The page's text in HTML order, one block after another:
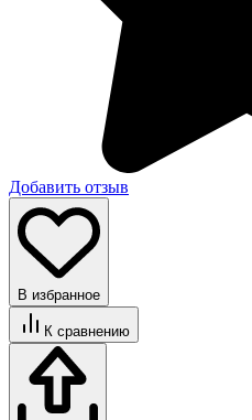
Добавить отзыв
В избранное
К сравнению